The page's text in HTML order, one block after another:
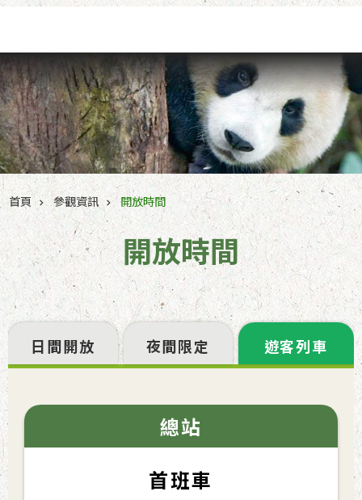
首頁 參觀資訊 開放時間
開放時間
日間開放 夜間限定 遊客列車
總站
首班車